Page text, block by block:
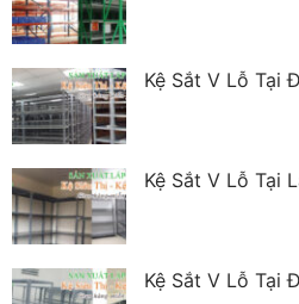
Kệ Sắt V Lỗ Tại
Kệ Sắt V Lỗ Tại
Kệ Sắt V Lỗ Tại